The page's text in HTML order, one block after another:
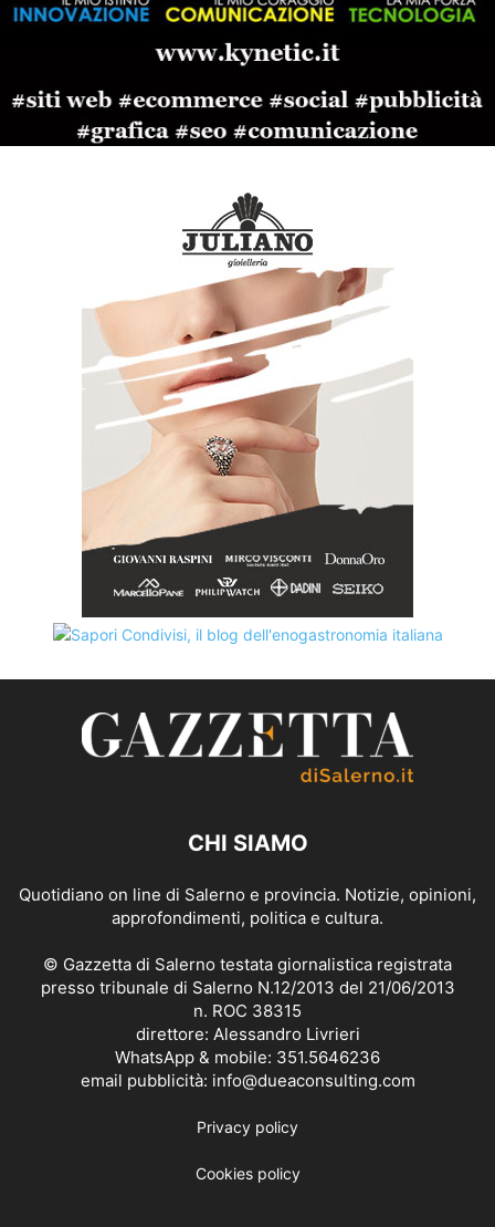
CHI SIAMO
Quotidiano on line di Salerno e provincia. Notizie, opinioni,
approfondimenti, politica e cultura.
© Gazzetta di Salerno testata giornalistica registrata
presso tribunale di Salerno N.12/2013 del 21/06/2013
n. ROC 38315
direttore: Alessandro Livrieri
WhatsApp & mobile: 351.5646236
email pubblicità: info@dueaconsulting.com
Privacy policy
Cookies policy